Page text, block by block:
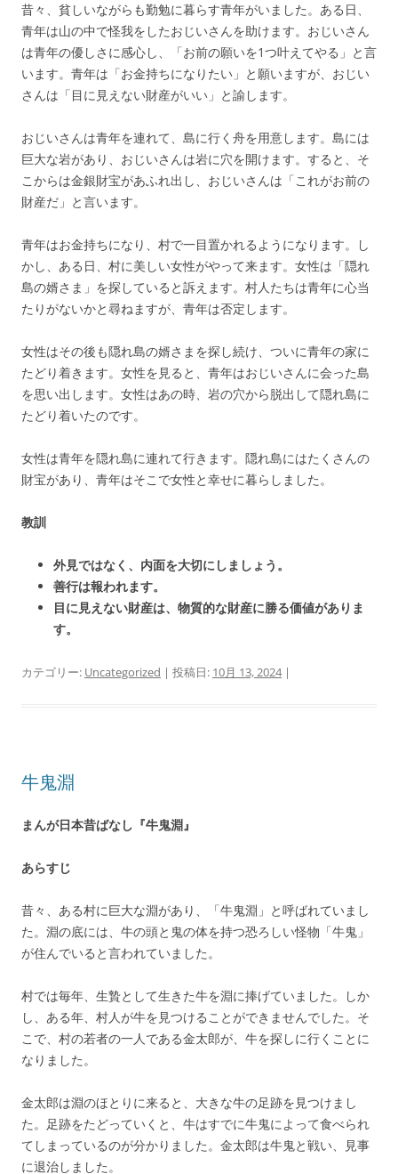
昔々、貧しいながらも勤勉に暮らす青年がいました。ある日、
青年は山の中で怪我をしたおじいさんを助けます。おじいさん
は青年の優しさに感心し、「お前の願いを1つ叶えてやる」と言
います。青年は「お金持ちになりたい」と願いますが、おじい
さんは「目に見えない財産がいい」と諭します。
おじいさんは青年を連れて、島に行く舟を用意します。島には
巨大な岩があり、おじいさんは岩に穴を開けます。すると、そ
こからは金銀財宝があふれ出し、おじいさんは「これがお前の
財産だ」と言います。
青年はお金持ちになり、村で一目置かれるようになります。し
かし、ある日、村に美しい女性がやって来ます。女性は「隠れ
島の婿さま」を探していると訴えます。村人たちは青年に心当
たりがないかと尋ねますが、青年は否定します。
女性はその後も隠れ島の婿さまを探し続け、ついに青年の家に
たどり着きます。女性を見ると、青年はおじいさんに会った島
を思い出します。女性はあの時、岩の穴から脱出して隠れ島に
たどり着いたのです。
女性は青年を隠れ島に連れて行きます。隠れ島にはたくさんの
財宝があり、青年はそこで女性と幸せに暮らしました。
教訓
外見ではなく、内面を大切にしましょう。
善行は報われます。
目に見えない財産は、物質的な財産に勝る価値がありま
す。
カテゴリー: Uncategorized | 投稿日: 10月 13, 2024|
牛鬼淵
まんが日本昔ばなし『牛鬼淵』
あらすじ
昔々、ある村に巨大な淵があり、「牛鬼淵」と呼ばれていまし
た。淵の底には、牛の頭と鬼の体を持つ恐ろしい怪物「牛鬼」
が住んでいると言われていました。
村では毎年、生贄として生きた牛を淵に捧げていました。しか
し、ある年、村人が牛を見つけることができませんでした。そ
こで、村の若者の一人である金太郎が、牛を探しに行くことに
なりました。
金太郎は淵のほとりに来ると、大きな牛の足跡を見つけまし
た。足跡をたどっていくと、牛はすでに牛鬼によって食べられ
てしまっているのが分かりました。金太郎は牛鬼と戦い、見事
に退治しました。